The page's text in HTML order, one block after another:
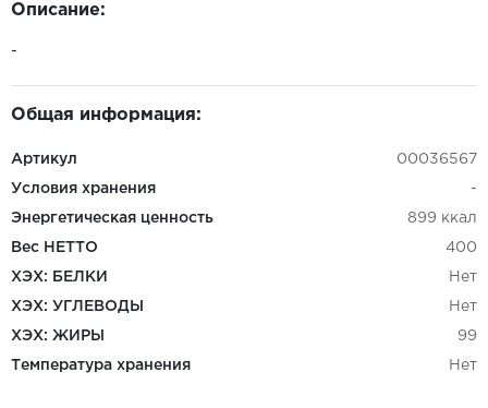
Описание:
-
Общая информация:
Артикул 00036567
Условия хранения -
Энергетическая ценность 899 ккал
Вес НЕТТО 400
ХЭХ: БЕЛКИ Нет
ХЭХ: УГЛЕВОДЫ Нет
ХЭХ: ЖИРЫ 99
Температура хранения Нет